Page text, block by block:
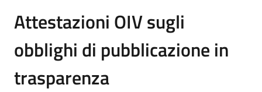
Attestazioni OIV sugli
obblighi di pubblicazione in
trasparenza